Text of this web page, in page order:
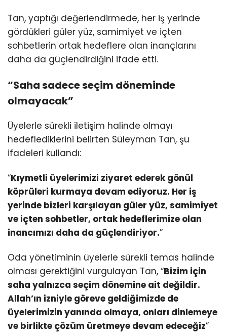
Tan, yaptığı değerlendirmede, her iş yerinde
gördükleri güler yüz, samimiyet ve içten
sohbetlerin ortak hedeflere olan inançlarını
daha da güçlendirdiğini ifade etti.
“Saha sadece seçim döneminde
olmayacak”
Üyelerle sürekli iletişim halinde olmayı
hedeflediklerini belirten Süleyman Tan, şu
ifadeleri kullandı:
“Kıymetli üyelerimizi ziyaret ederek gönül
köprüleri kurmaya devam ediyoruz. Her iş
yerinde bizleri karşılayan güler yüz, samimiyet
ve içten sohbetler, ortak hedeflerimize olan
inancımızı daha da güçlendiriyor.”
Oda yönetiminin üyelerle sürekli temas halinde
olması gerektiğini vurgulayan Tan, “Bizim için
saha yalnızca seçim dönemine ait değildir.
Allah’ın izniyle göreve geldiğimizde de
üyelerimizin yanında olmaya, onları dinlemeye
ve birlikte çözüm üretmeye devam edeceğiz”